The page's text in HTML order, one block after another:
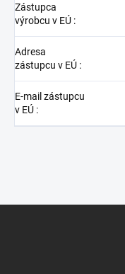
Zástupca
výrobcu v EÚ :
Adresa
zástupcu v EÚ :
E-mail zástupcu
v EÚ :